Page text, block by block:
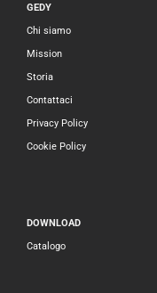
GEDY
Chi siamo
Mission
Storia
Contattaci
Privacy Policy
Cookie Policy
DOWNLOAD
Catalogo